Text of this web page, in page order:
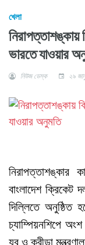
খেলা
নিরাপত্তাশঙ্কায়
ভারতে যাওয়ার
নিউজ ডেস্ক ২৯
নিরাপত্তাশঙ্কার
বাংলাদেশ ক্রিকেট
দিল্লিতে অনুষ্ঠিত
চ্যাম্পিয়নশিপে
যুব ও ক্রীড়া